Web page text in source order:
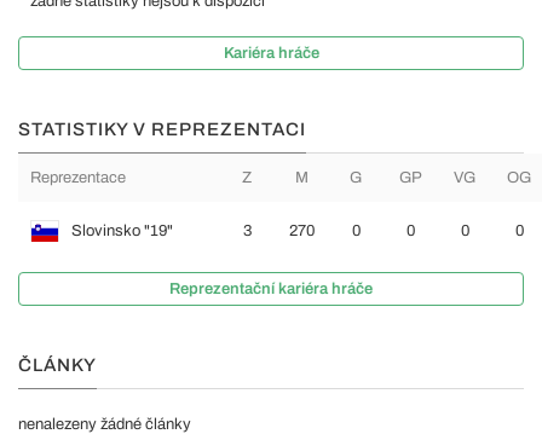
Kariéra hráče
STATISTIKY V REPREZENTACI
Reprezentace Z M G GP VG OG
Slovinsko "19" 3 270 0 0 0 0
Reprezentační kariéra hráče
ČLÁNKY
nenalezeny žádné články